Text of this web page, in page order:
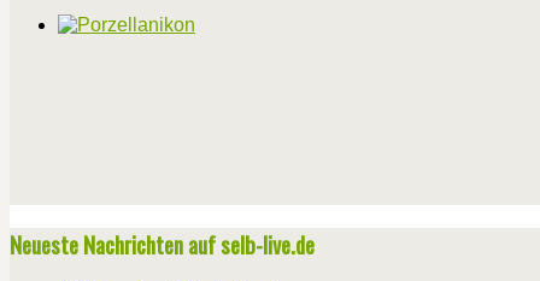
Neueste Nachrichten auf selb-live.de